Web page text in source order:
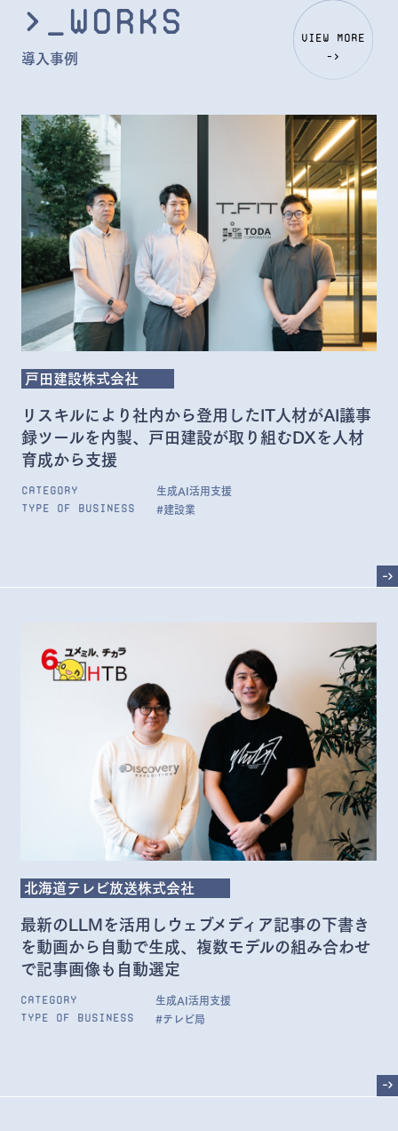
>_Works
導入事例
view more
->
戸田建設株式会社
リスキルにより社内から登用したIT人材がAI議事
録ツールを内製、戸田建設が取り組むDXを人材
育成から支援
Category 生成AI活用支援
Type of Business #建設業
->
北海道テレビ放送株式会社
最新のLLMを活用しウェブメディア記事の下書き
を動画から自動で生成、複数モデルの組み合わせ
で記事画像も自動選定
Category 生成AI活用支援
Type of Business #テレビ局
->